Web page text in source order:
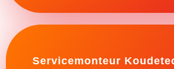
Servicemonteur